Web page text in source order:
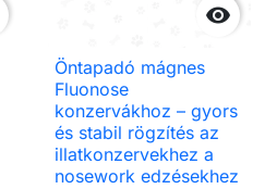

Öntapadó mágnes
Fluonose
konzervákhoz – gyors
és stabil rögzítés az
illatkonzervekhez a
nosework edzésekhez